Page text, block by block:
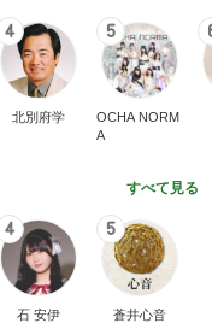
4
北別府学
5
OCHA NORM
A
すべて見る
4
石 安伊
5
蒼井心音